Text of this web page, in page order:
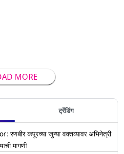
MORE
ट्रेंडिंग
कपूरच्या जुन्या वक्तव्यावर अभिनेत्री
मागणी